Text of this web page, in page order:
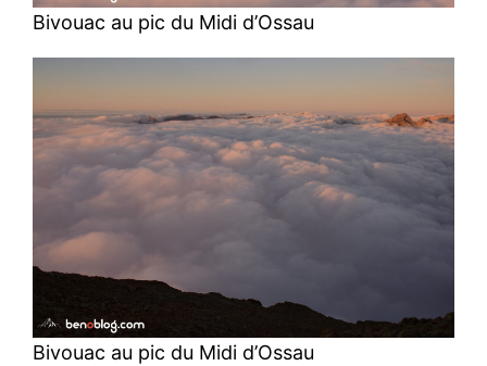
Bivouac au pic du Midi d’Ossau
Bivouac au pic du Midi d’Ossau